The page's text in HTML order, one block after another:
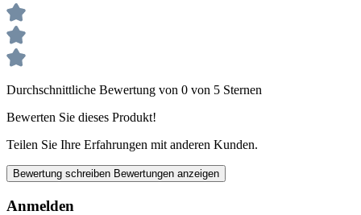
Durchschnittliche Bewertung von 0 von 5 Sternen
Bewerten Sie dieses Produkt!
Teilen Sie Ihre Erfahrungen mit anderen Kunden.
Bewertung schreiben Bewertungen anzeigen
Anmelden